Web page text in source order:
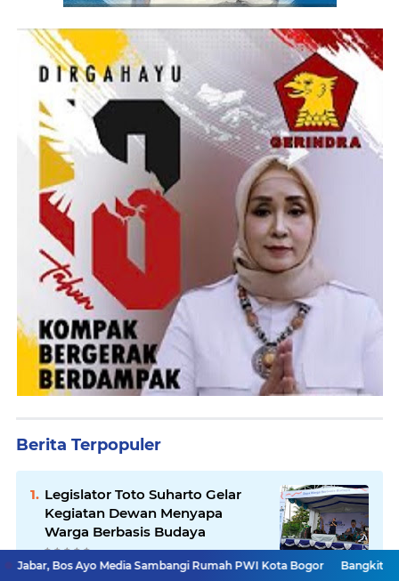
Berita Terpopuler
Legislator Toto Suharto Gelar
Kegiatan Dewan Menyapa
Warga Berbasis Budaya
Media Sambangi Rumah PWI Kota Bogor Bangkitkan Merek